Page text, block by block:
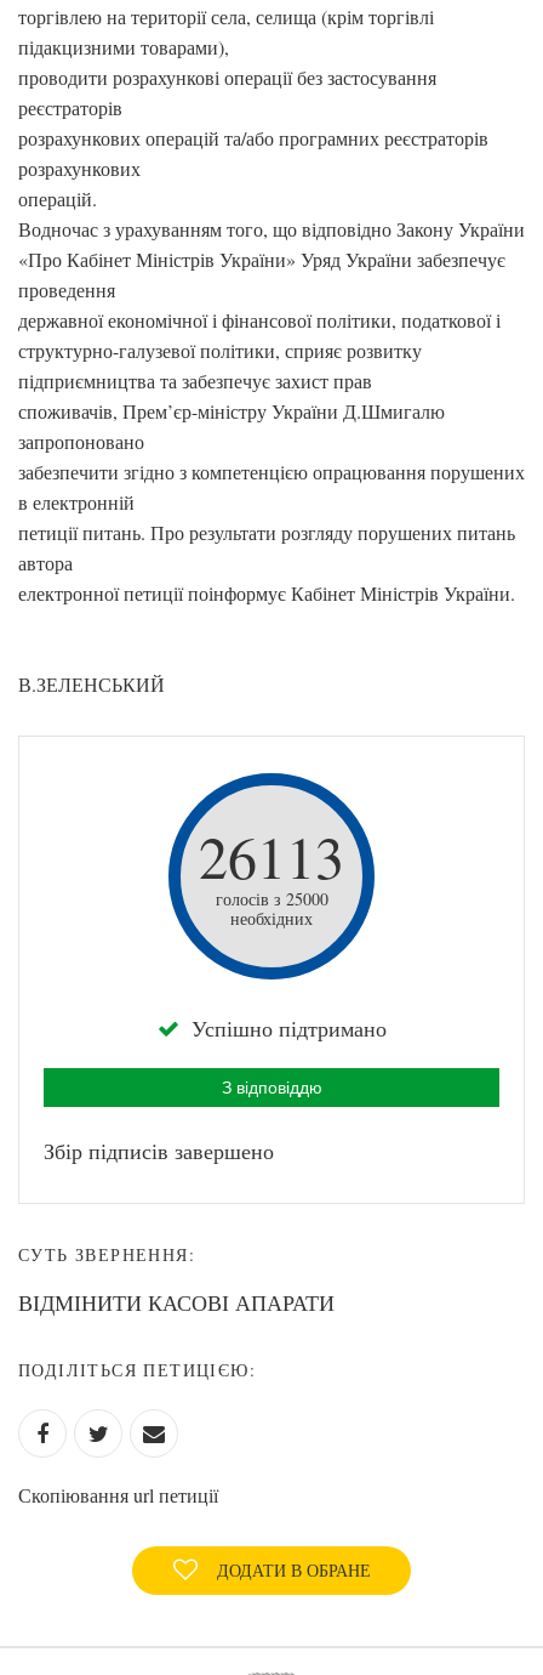
торгівлею на території села, селища (крім торгівлі
підакцизними товарами),
проводити розрахункові операції без застосування
реєстраторів
розрахункових операцій та/або програмних реєстраторів
розрахункових
операцій.
Водночас з урахуванням того, що відповідно Закону України
«Про Кабінет Міністрів України» Уряд України забезпечує
проведення
державної економічної і фінансової політики, податкової і
структурно-галузевої політики, сприяє розвитку
підприємництва та забезпечує захист прав
споживачів, Прем’єр-міністру України Д.Шмигалю
запропоновано
забезпечити згідно з компетенцією опрацювання порушених
в електронній
петиції питань. Про результати розгляду порушених питань
автора
електронної петиції поінформує Кабінет Міністрів України.
В.ЗЕЛЕНСЬКИЙ
26113
голосів з 25000
необхідних
Успішно підтримано
З відповіддю
Збір підписів завершено
СУТЬ ЗВЕРНЕННЯ:
ВІДМІНИТИ КАСОВІ АПАРАТИ
ПОДІЛІТЬСЯ ПЕТИЦІЄЮ:
Скопіювання url петиції
ДОДАТИ В ОБРАНЕ